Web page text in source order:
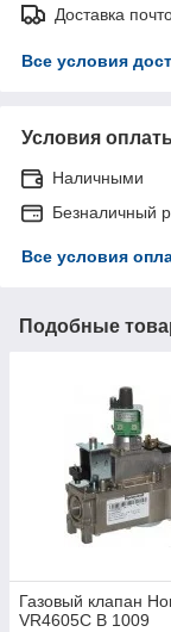
Доставка
Все условия
Условия
Наличными
Безналичный
Все условия
Подобные
Газовый клапан
VR4605C B 1009